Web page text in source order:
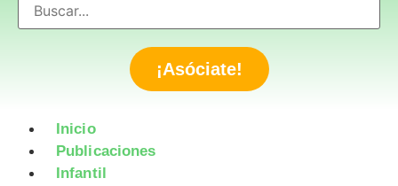
¡Asóciate!
Inicio
Publicaciones
Infantil